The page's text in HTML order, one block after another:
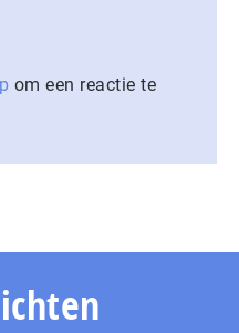
om een reactie te